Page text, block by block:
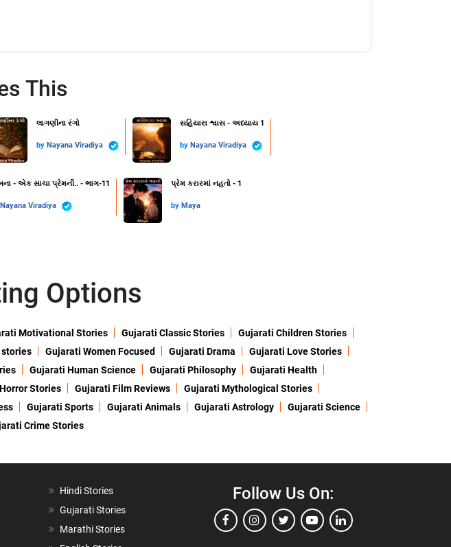
This
લાગણીના રંગો
by Nayana Viradiya
સહિયારા શ્વાસ - અધ્યાય 1
by Nayana Viradiya
- એક સાચા પ્રેમની.. - ભાગ-11
Nayana Viradiya
પ્રેમ કરારમાં નહતો - 1
by Maya
Options
Motivational Stories Gujarati Classic Stories
Gujarati Children Stories
Gujarati Women Focused Gujarati Drama
Gujarati Love Stories
Gujarati Human Science Gujarati Philosophy
Gujarati Health
Stories Gujarati Film Reviews
Gujarati Mythological Stories
Gujarati Sports Gujarati Animals Gujarati Astrology
Gujarati Science
Crime Stories
Hindi Stories
Gujarati Stories
Marathi Stories
Follow Us On: